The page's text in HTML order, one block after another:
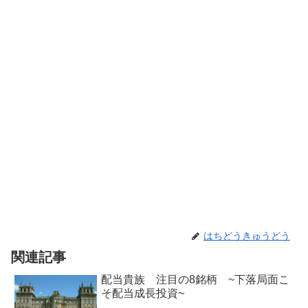
はちどうきゅうどう
関連記事
配当貴族 注目の8銘柄 ~下落局面こ
そ配当成長投資~